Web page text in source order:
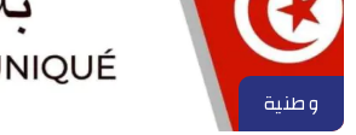
وطنية